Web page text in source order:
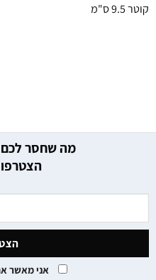
קוטר 9.5 ס"מ
מה שחסר לכם
הצטרפו
אני מאשר